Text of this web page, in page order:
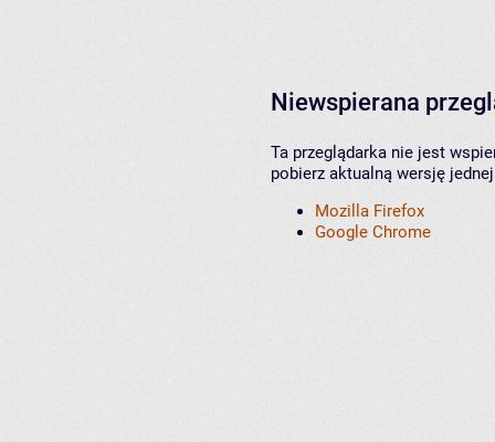
Niewspierana
Ta przeglądarka nie jest
pobierz aktualną wersję
Mozilla Firefox
Google Chrome